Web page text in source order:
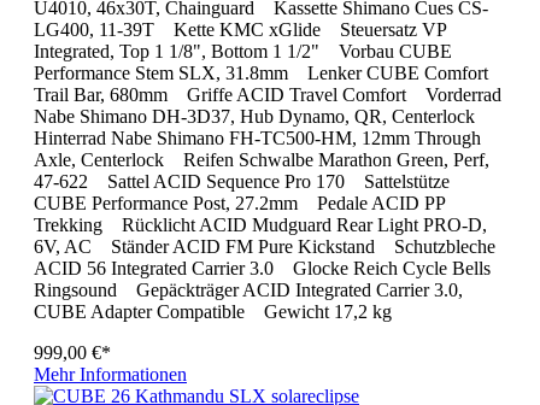
U4010, 46x30T, Chainguard Kassette Shimano Cues CS-
LG400, 11-39T Kette KMC xGlide Steuersatz VP
Integrated, Top 1 1/8", Bottom 1 1/2" Vorbau CUBE
Performance Stem SLX, 31.8mm Lenker CUBE Comfort
Trail Bar, 680mm Griffe ACID Travel Comfort Vorderrad
Nabe Shimano DH-3D37, Hub Dynamo, QR, Centerlock
Hinterrad Nabe Shimano FH-TC500-HM, 12mm Through
Axle, Centerlock Reifen Schwalbe Marathon Green, Perf,
47-622 Sattel ACID Sequence Pro 170 Sattelstütze
CUBE Performance Post, 27.2mm Pedale ACID PP
Trekking Rücklicht ACID Mudguard Rear Light PRO-D,
6V, AC Ständer ACID FM Pure Kickstand Schutzbleche
ACID 56 Integrated Carrier 3.0 Glocke Reich Cycle Bells
Ringsound Gepäckträger ACID Integrated Carrier 3.0,
CUBE Adapter Compatible Gewicht 17,2 kg
999,00 €*
Mehr Informationen